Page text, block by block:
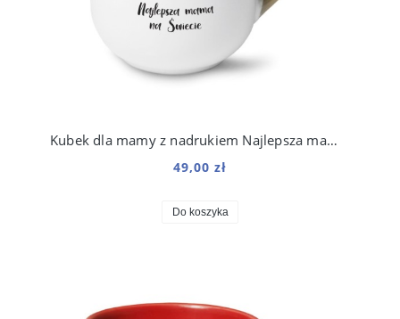
Kubek dla mamy z nadrukiem Najlepsza mama na świecie 250 ml
49,00 zł
Do koszyka